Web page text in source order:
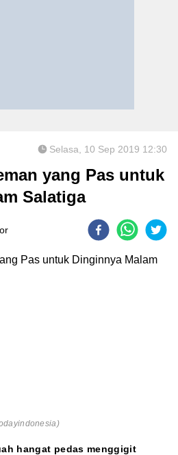
Selasa, 10 Sep 2019 12:30
yang Pas untuk
Salatiga
hangat pedas menggigit